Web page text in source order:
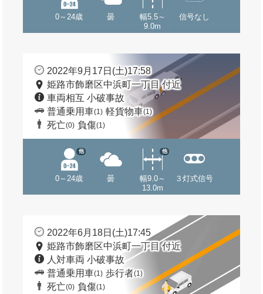
0～24歳 曇
幅5.5～
9.0m
信号なし
2022年9月17日(土)17:58
姫路市飾磨区中浜町一丁目 付近
車両相互 小破事故
普通乗用車(1) 軽貨物車(1)
死亡(0) 負傷(1)
0～24歳
他
曇
幅9.0～
13.0m
他
３灯式信号
2022年6月18日(土)17:45
姫路市飾磨区中浜町一丁目 付近
人対車両 小破事故
普通乗用車(1) 歩行者(1)
死亡(0) 負傷(1)